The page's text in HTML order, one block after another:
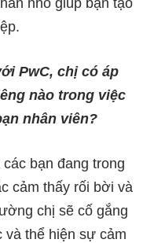
PwC, chị có áp
nào trong việc
nhân viên?
bạn đang trong
cảm thấy rối bời và
chị sẽ cố gắng
thể hiện sự cảm